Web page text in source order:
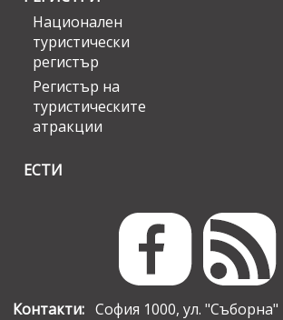
Национален
туристически
регистър
Регистър на
туристическите
атракции
ЕСТИ
Контакти:София 1000, ул. "Съборна"